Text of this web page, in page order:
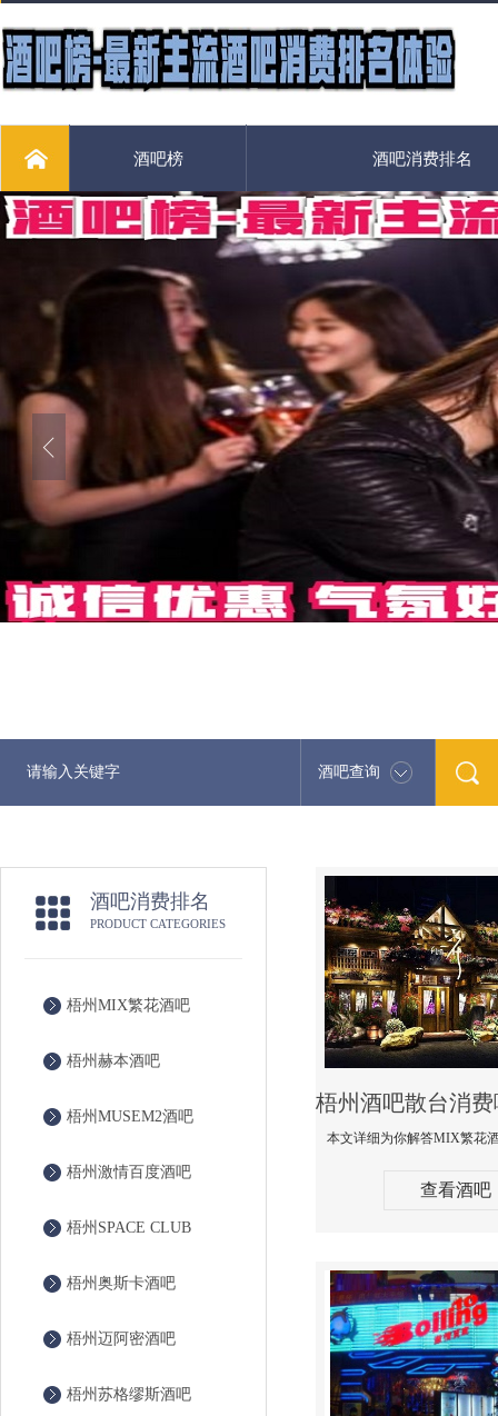
酒吧榜 酒吧消费排名
酒吧查询
酒吧消费排名
PRODUCT CATEGORIES
梧州MIX繁花酒吧
梧州赫本酒吧
梧州MUSEM2酒吧
梧州激情百度酒吧
梧州SPACE CLUB
梧州奥斯卡酒吧
梧州迈阿密酒吧
梧州苏格缪斯酒吧
查看酒吧